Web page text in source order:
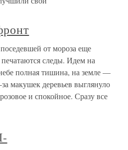
от мороза еще
печатаются следы. Идем на
полная тишина, на земле —
макушек деревьев выглянуло
и спокойное. Сразу все